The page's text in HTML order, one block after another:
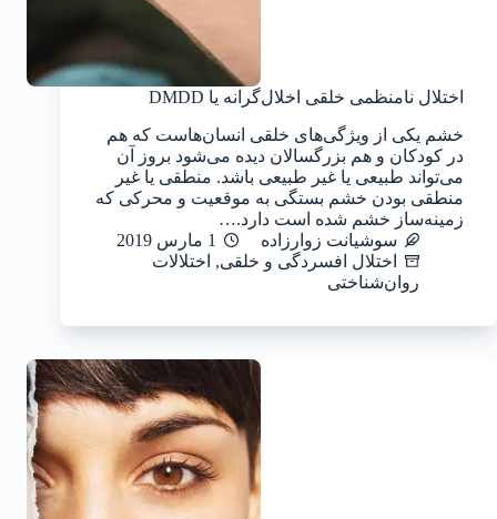
اختلال نامنظمی خلقی اخلال‌گرانه یا DMDD
خشم یکی از ویژگی‌های خلقی انسان‌هاست که هم
در کودکان و هم بزرگسالان دیده می‌شود بروز آن
می‌تواند طبیعی یا غیر طبیعی باشد. منطقی یا غیر
منطقی بودن خشم بستگی به موقعیت و محرکی که
زمینه‌ساز خشم شده است دارد.…
سوشیانت زوارزاده
1 مارس 2019
اختلال افسردگی و خلقی, اختلالات
روان‌شناختی